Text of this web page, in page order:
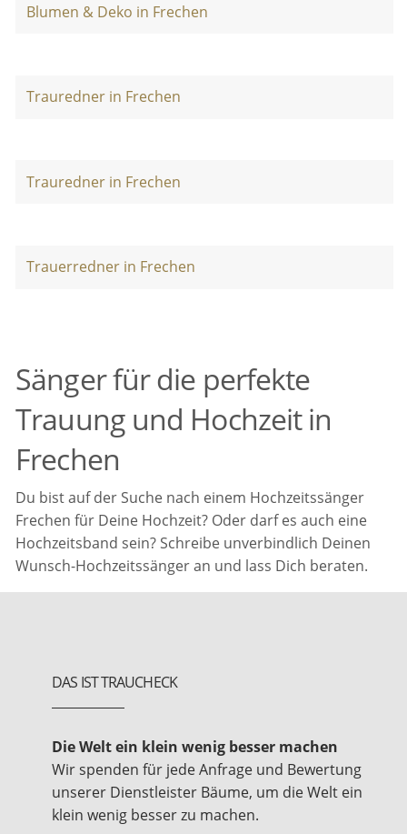
Blumen & Deko in Frechen
Trauredner in Frechen
Trauredner in Frechen
Trauerredner in Frechen
Sänger für die perfekte
Trauung und Hochzeit in
Frechen
Du bist auf der Suche nach einem Hochzeitssänger
Frechen für Deine Hochzeit? Oder darf es auch eine
Hochzeitsband sein? Schreibe unverbindlich Deinen
Wunsch-Hochzeitssänger an und lass Dich beraten.
DAS IST TRAUCHECK
Die Welt ein klein wenig besser machen
Wir spenden für jede Anfrage und Bewertung
unserer Dienstleister Bäume, um die Welt ein
klein wenig besser zu machen.